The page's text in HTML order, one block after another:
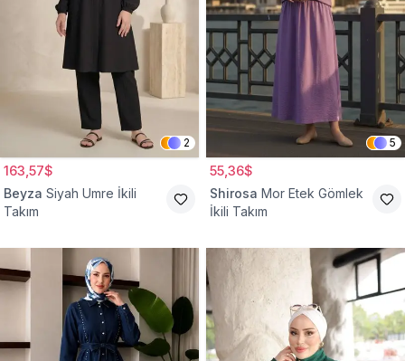
2
163,57$
Beyza Siyah Umre İkili
Takım
5
55,36$
Shirosa Mor Etek Gömlek
İkili Takım